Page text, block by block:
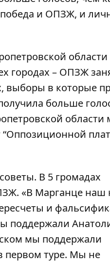
и ОПЗЖ, и
городах – ОПЗЖ
выборы в которые
больше
области
“Оппозиционной
В 5 громадах
«В Марганце наш
и
поддержали
мы поддержали
первом туре. Мы не